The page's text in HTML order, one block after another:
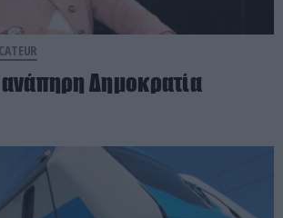
Δημοκρατία